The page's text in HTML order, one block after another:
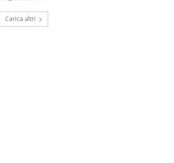
Carica altri